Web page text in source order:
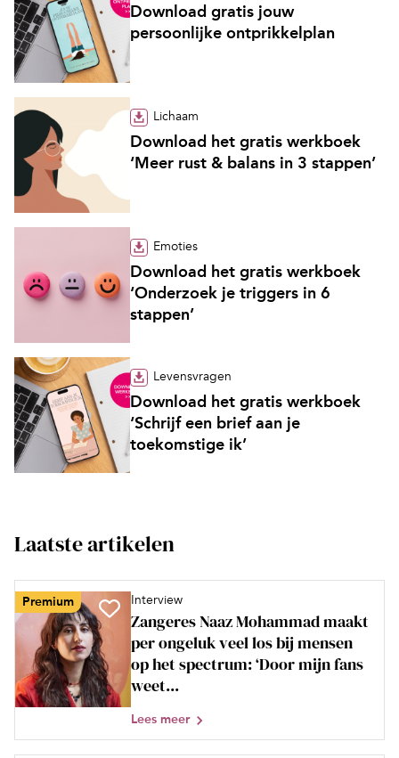
Download gratis jouw
persoonlijke ontprikkelplan
Lichaam
Download het gratis werkboek
‘Meer rust & balans in 3 stappen’
Emoties
Download het gratis werkboek
‘Onderzoek je triggers in 6
stappen’
Levensvragen
Download het gratis werkboek
‘Schrijf een brief aan je
toekomstige ik’
Laatste artikelen
Premium Interview
Zangeres Naaz Mohammad maakt
per ongeluk veel los bij mensen
op het spectrum: ‘Door mijn fans
weet...
Lees meer